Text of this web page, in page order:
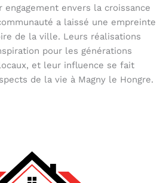
engagement envers la croissance
a laissé une empreinte
de la ville. Leurs réalisations
pour les générations
et leur influence se fait
de la vie à Magny le Hongre.